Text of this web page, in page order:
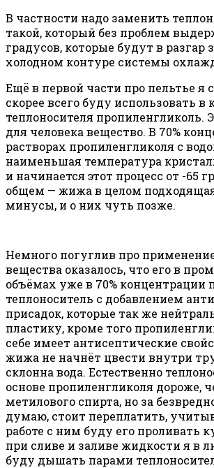
В частности надо заменить
такой, который без проблем
градусов, которые будут в разгар
холодном контуре системы
Ещё в первой части про пельтье я
скорее всего буду использовать в
теплоносителя пропиленгликоль.
для человека вещество. В 70%
растворах пропиленгликоля с
наименьшая температура
и начинается этот процесс от -65
общем — жижа в целом
минусы, и о них чуть позже.
Немного погуглив про
вещества оказалось, что его в
объёмах уже в 70% концентрации
теплоноситель с добавлением
присадок, которые так же
пластику, кроме того
себе имеет антисептические
жижа не начнёт цвести внутри
склонна вода. Естественно
основе пропиленгликоля дороже,
метилового спирта, но за
думаю, стоит переплатить,
работе с ним буду его проливать
при сливе и заливе жидкости я в
буду дышать парами